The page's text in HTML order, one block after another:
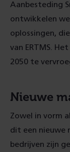
Aanbesteding
ontwikkelen
oplossingen,
van ERTMS.
2050 te
Nieuwe
Zowel in vorm
dit een nieuwe
bedrijven zijn